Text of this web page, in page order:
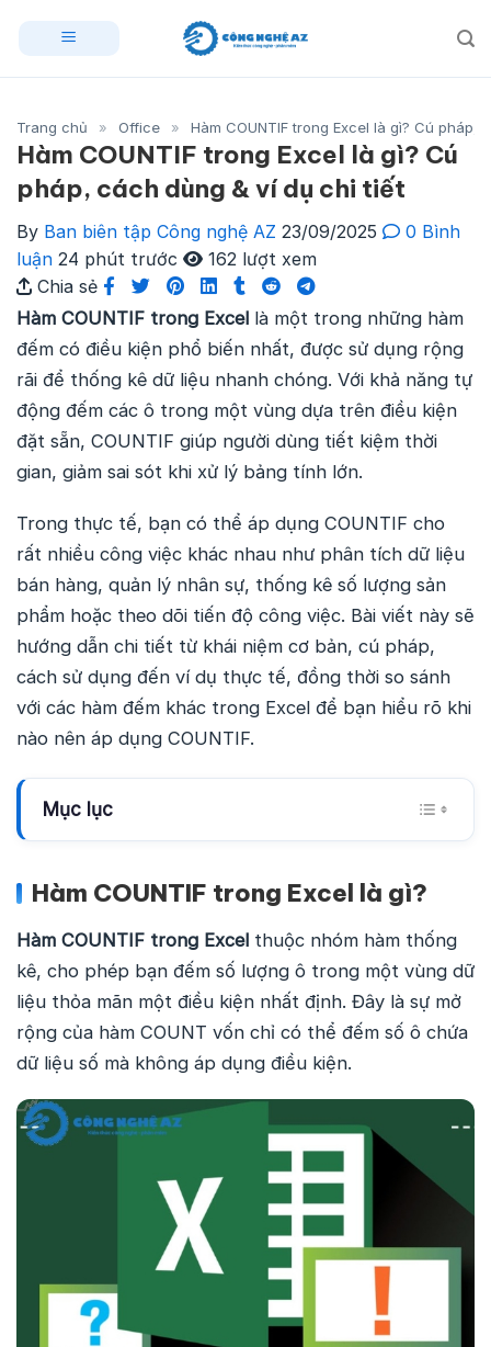
Trang chủ » Office » Hàm COUNTIF trong Excel là gì? Cú pháp,
Hàm COUNTIF trong Excel là gì? Cú
pháp, cách dùng & ví dụ chi tiết
By Ban biên tập Công nghệ AZ 23/09/2025
0 Bình
luận 24 phút trước
162 lượt xem
Chia sẻ
Hàm COUNTIF trong Excel là một trong những hàm
đếm có điều kiện phổ biến nhất, được sử dụng rộng
rãi để thống kê dữ liệu nhanh chóng. Với khả năng tự
động đếm các ô trong một vùng dựa trên điều kiện
đặt sẵn, COUNTIF giúp người dùng tiết kiệm thời
gian, giảm sai sót khi xử lý bảng tính lớn.
Trong thực tế, bạn có thể áp dụng COUNTIF cho
rất nhiều công việc khác nhau như phân tích dữ liệu
bán hàng, quản lý nhân sự, thống kê số lượng sản
phẩm hoặc theo dõi tiến độ công việc. Bài viết này sẽ
hướng dẫn chi tiết từ khái niệm cơ bản, cú pháp,
cách sử dụng đến ví dụ thực tế, đồng thời so sánh
với các hàm đếm khác trong Excel để bạn hiểu rõ khi
nào nên áp dụng COUNTIF.
Mục lục
Hàm COUNTIF trong Excel là gì?
Hàm COUNTIF trong Excel thuộc nhóm hàm thống
kê, cho phép bạn đếm số lượng ô trong một vùng dữ
liệu thỏa mãn một điều kiện nhất định. Đây là sự mở
rộng của hàm COUNT vốn chỉ có thể đếm số ô chứa
dữ liệu số mà không áp dụng điều kiện.